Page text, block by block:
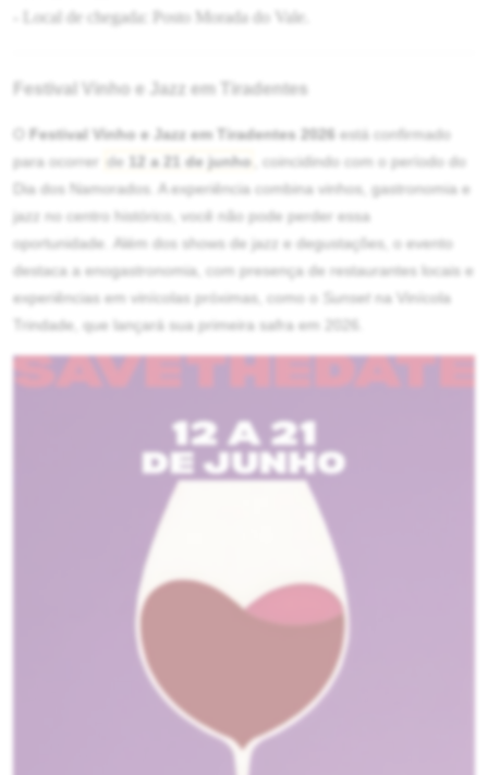
- Local de chegada: Posto Morada do Vale.
Festival Vinho e Jazz em Tiradentes
Festival Vinho e Jazz em Tiradentes 2026 está confirmado
para ocorrer
de 12 a 21 de junho
, coincidindo com o período do
Dia dos Namorados. A experiência combina vinhos, gastronomia e
jazz no centro histórico, você não pode perder essa
oportunidade.
Além dos shows de jazz e degustações, o evento
destaca a enogastronomia, com presença de restaurantes locais e
experiências em vinícolas próximas, como o
Sunset na Vinícola
Trindade, que lançará sua primeira safra em 2026.